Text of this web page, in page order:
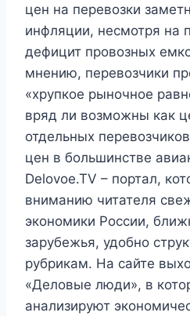
цен на перевозки
инфляции, несмотря на
дефицит провозных
мнению, перевозчики
«хрупкое рыночное
вряд ли возможны как
отдельных
цен в большинстве
Delovoe.TV – портал,
вниманию читателя
экономики России,
зарубежья, удобно
рубрикам. На сайте
«Деловые люди», в
анализируют